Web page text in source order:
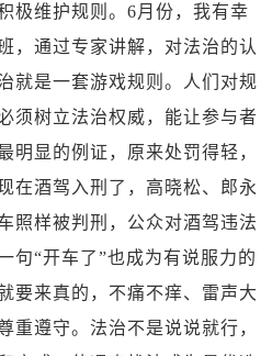
极维护规则。 6月份，我有幸
，通过专家讲解，对法治的认
就是一套游戏规则。人们对规
须树立法治权威，能让参与者
明显的例证，原来处罚得轻，
在酒驾入刑了，高晓松、郎永
照样被判刑，公众对酒驾违法
句“开车了”也成为有说服力的
要来真的，不痛不痒、雷声大
重遵守。法治不是说说就行，